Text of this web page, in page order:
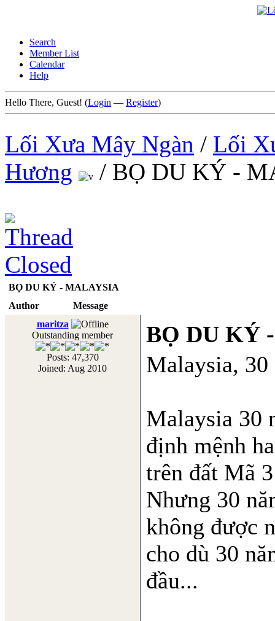
Search
Member List
Calendar
Help
Hello There, Guest! (Login — Register)
Lối Xưa Mây Ngàn / Lối
Hương
/ BỌ DU KÝ -
BỌ DU KÝ - MALAYSIA
Author
Message
maritza
Outstanding member
Posts: 47,370
Joined: Aug 2010
BỌ DU KÝ
Malaysia, 30
Malaysia 30
định mệnh
trên đất Mã
Nhưng 30
không được
cho dù 30
đầu...